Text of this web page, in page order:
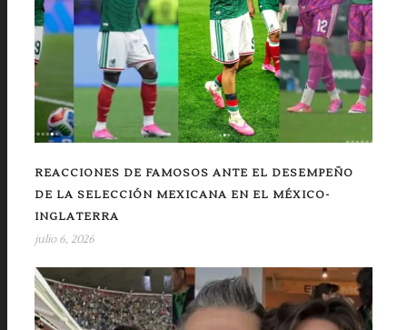
REACCIONES DE FAMOSOS ANTE EL DESEMPEÑO
DE LA SELECCIÓN MEXICANA EN EL MÉXICO-
INGLATERRA
julio 6, 2026